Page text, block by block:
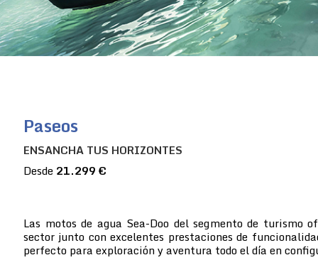
Paseos
ENSANCHA TUS HORIZONTES
Desde 21.299 €
Las motos de agua Sea-Doo del segmento de turismo
sector junto con excelentes prestaciones de
perfecto para exploración y aventura todo el día en